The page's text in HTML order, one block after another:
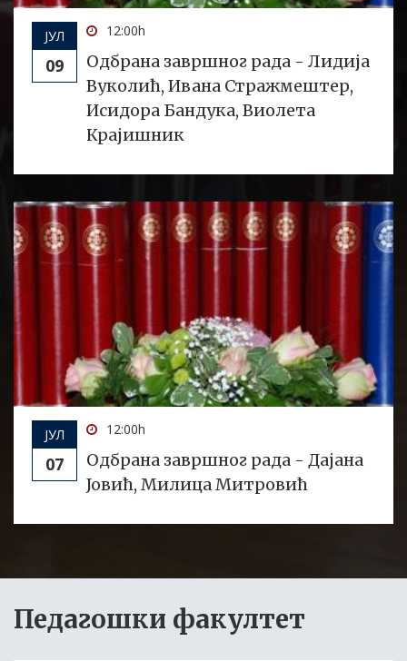
ЈУЛ
09
12:00h
Oдбранa завршног рада - Лидија
Вуколић, Ивана Стражмештер,
Исидора Бандука, Виолета
Крајишник
ЈУЛ
07
12:00h
Одбрана завршног рада - Дајана
Јовић, Милица Митровић
Педагошки факултет